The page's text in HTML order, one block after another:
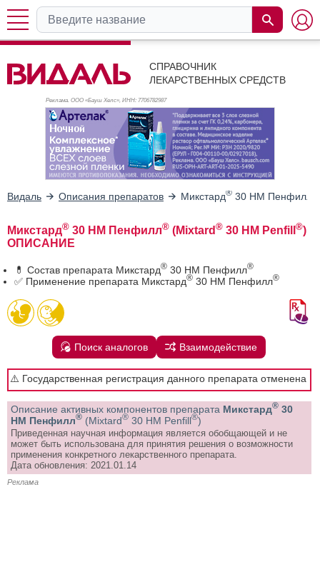
СПРАВОЧНИК
ЛЕКАРСТВЕННЫХ СРЕДСТВ
Реклама. ООО «Бауш Хелс», ИНН: 7706782987
Видаль Описания препаратов Микстард® 30 НМ Пенфилл
Микстард® 30 НМ Пенфилл® (Mixtard ® 30 HM Penfill ®)
ОПИСАНИЕ
💊 Состав препарата Микстард® 30 НМ Пенфилл®
✅ Применение препарата Микстард® 30 НМ Пенфилл®
Поиск аналогов Взаимодействие
⚠️ Государственная регистрация данного препарата отменена
Описание активных компонентов препарата Микстард® 30
НМ Пенфилл® (Mixtard® 30 HM Penfill®)
Приведенная научная информация является обобщающей и не
может быть использована для принятия решения о возможности
применения конкретного лекарственного препарата.
Дата обновления: 2021.01.14
Реклама